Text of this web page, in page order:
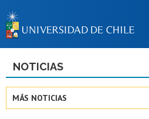
NOTICIAS
MÁS NOTICIAS